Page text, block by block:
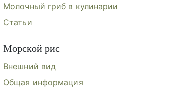
Молочный гриб в кулинарии
Статьи
Морской рис
Внешний вид
Общая информация